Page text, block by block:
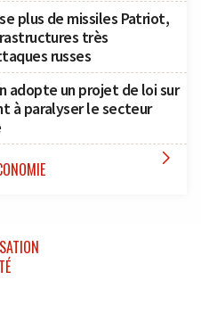
plus de missiles Patriot,
très
russes
adopte un projet de loi sur
à paralyser le secteur
